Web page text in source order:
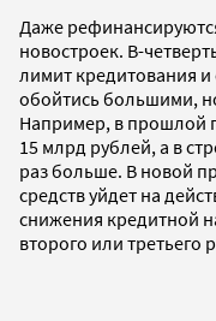
Даже
новостроек. В-
лимит кредитования и
обойтись большими,
Например, в прошлой
15 млрд рублей, а в
раз больше. В новой
средств уйдет на
снижения кредитной
второго или третьего